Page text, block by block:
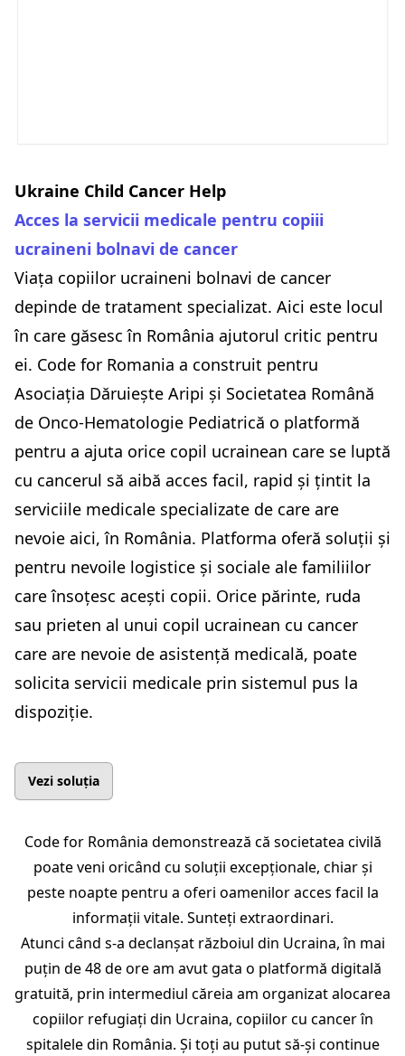
Ukraine Child Cancer Help
Acces la servicii medicale pentru copiii
ucraineni bolnavi de cancer
Viața copiilor ucraineni bolnavi de cancer
depinde de tratament specializat. Aici este locul
în care găsesc în România ajutorul critic pentru
ei. Code for Romania a construit pentru
Asociația Dăruiește Aripi și Societatea Română
de Onco-Hematologie Pediatrică o platformă
pentru a ajuta orice copil ucrainean care se luptă
cu cancerul să aibă acces facil, rapid și țintit la
serviciile medicale specializate de care are
nevoie aici, în România. Platforma oferă soluții și
pentru nevoile logistice și sociale ale familiilor
care însoțesc acești copii. Orice părinte, ruda
sau prieten al unui copil ucrainean cu cancer
care are nevoie de asistență medicală, poate
solicita servicii medicale prin sistemul pus la
dispoziție.
Vezi soluția
Code for România demonstrează că societatea civilă
poate veni oricând cu soluții excepționale, chiar și
peste noapte pentru a oferi oamenilor acces facil la
informații vitale. Sunteți extraordinari.
Atunci când s-a declanșat războiul din Ucraina, în mai
puțin de 48 de ore am avut gata o platformă digitală
gratuită, prin intermediul căreia am organizat alocarea
copiilor refugiați din Ucraina, copiilor cu cancer în
spitalele din România. Și toți au putut să-și continue